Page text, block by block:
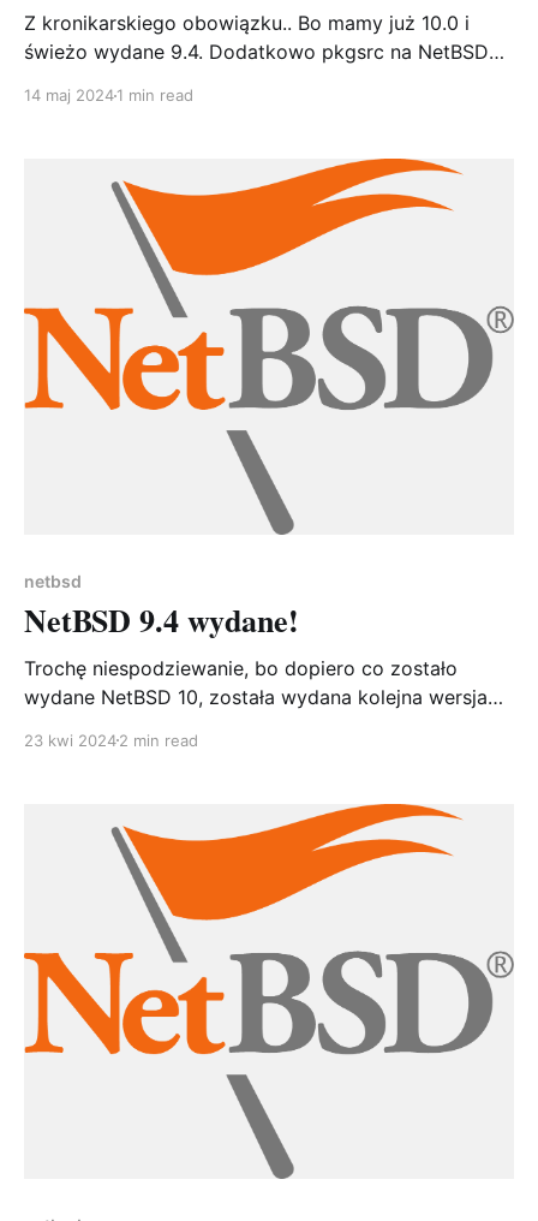
Z kronikarskiego obowiązku.. Bo mamy już 10.0 i
świeżo wydane 9.4. Dodatkowo pkgsrc na NetBSD
kompiluje to się nie skompiluje, bo nikt nie doda
ma przyjemność ogłosić NetBSD 8.
14 maj 20241 min read
netbsd
NetBSD 9.4 wydane!
Trochę niespodziewanie, bo dopiero co zostało
wydane NetBSD 10, została wydana kolejna wersja
utrzymaniowa, przede wszystkim zawierająca
bezpieczeństwa. Poprzednia wersja 9.3 wydana w
sierpniu 2022, jeżeli nie aktualizowana na bieżąco nie
23 kwi 20242 min read